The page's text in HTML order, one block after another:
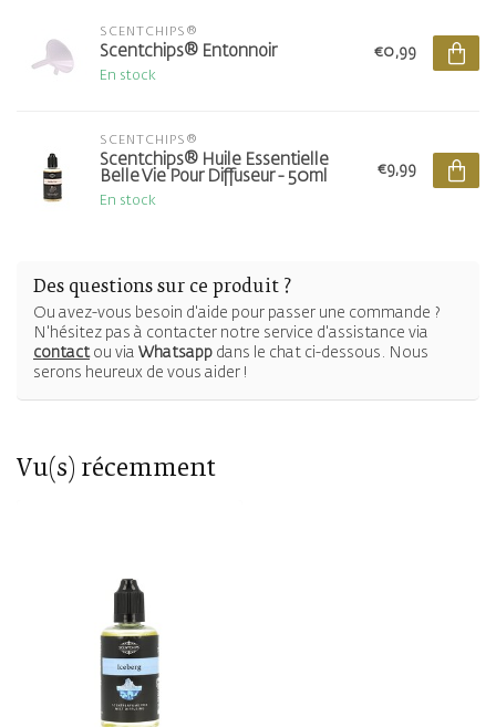
SCENTCHIPS®
Scentchips® Entonnoir
En stock
€0,99
SCENTCHIPS®
Scentchips® Huile Essentielle
Belle Vie Pour Diffuseur - 50ml
En stock
€9,99
Des questions sur ce produit ?
Ou avez-vous besoin d'aide pour passer une commande ?
N'hésitez pas à contacter notre service d'assistance via
contactou via Whatsapp dans le chat ci-dessous. Nous
serons heureux de vous aider !
Vu(s) récemment